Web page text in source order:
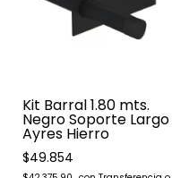
Kit Barral 1.80 mts.
Negro Soporte Largo
Ayres Hierro
$49.854